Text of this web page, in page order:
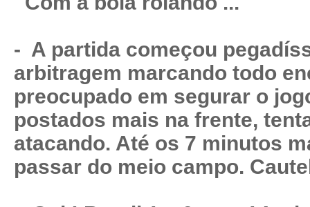
- A partida começou
arbitragem marcando todo
preocupado em segurar o
postados mais na frente,
atacando. Até os 7 minutos
passar do meio campo.